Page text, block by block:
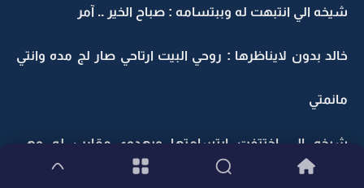
شيخه الي انتبهت له وببتسامه : صباح الخير .. آمر
خالد بدون لايناظرها : روحي البيت ارتاحي صار لج مده وانتي
مانمتي
شيخه الي اختتفت ابتسامتها وبهدوء مقارب له وهي